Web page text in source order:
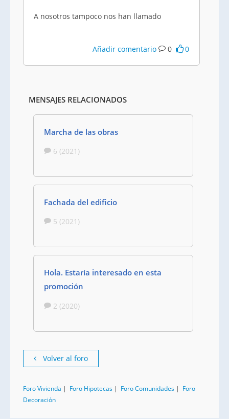
A nosotros tampoco nos han llamado
Añadir comentario 0 0
MENSAJES RELACIONADOS
Marcha de las obras
6 (2021)
Fachada del edificio
5 (2021)
Hola. Estaría interesado en esta
promoción
2 (2020)
Volver al foro
Foro Vivienda | Foro Hipotecas | Foro Comunidades | Foro
Decoración